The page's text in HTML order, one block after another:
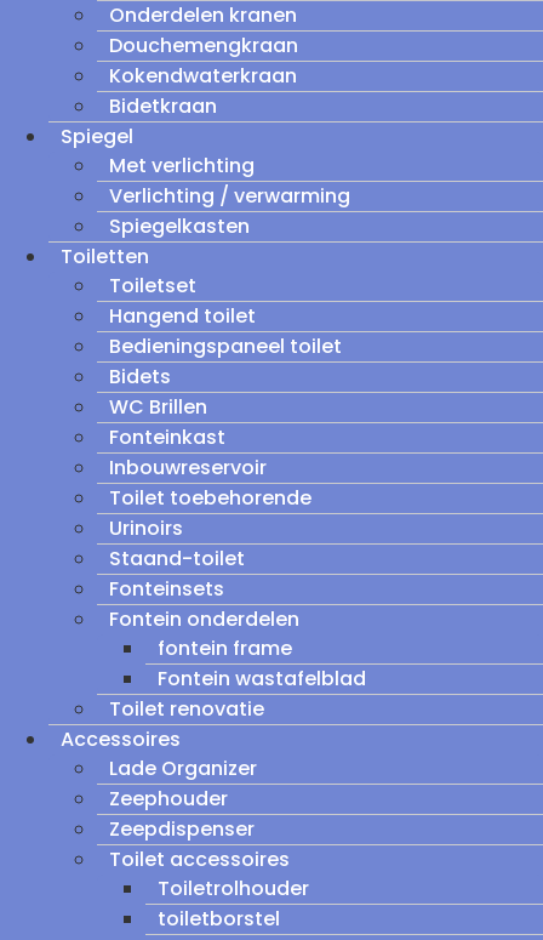
Onderdelen kranen
Douchemengkraan
Kokendwaterkraan
Bidetkraan
Spiegel
Met verlichting
Verlichting / verwarming
Spiegelkasten
Toiletten
Toiletset
Hangend toilet
Bedieningspaneel toilet
Bidets
WC Brillen
Fonteinkast
Inbouwreservoir
Toilet toebehorende
Urinoirs
Staand-toilet
Fonteinsets
Fontein onderdelen
fontein frame
Fontein wastafelblad
Toilet renovatie
Accessoires
Lade Organizer
Zeephouder
Zeepdispenser
Toilet accessoires
Toiletrolhouder
toiletborstel